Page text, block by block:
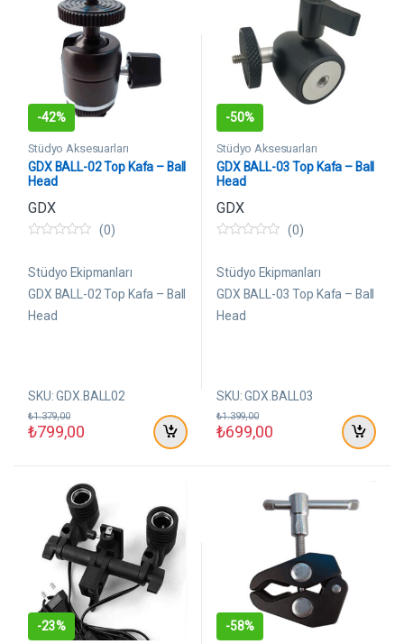
-42%
Stüdyo Aksesuarları
GDX BALL-02 Top Kafa – Ball
Head
GDX
ü
e
i
(0)
Stüdyo Ekipmanları
GDX BALL-02 Top Kafa – Ball
Head
SKU: GDX.BALL02
₺799,00
₺1.379,00
-50%
Stüdyo Aksesuarları
GDX BALL-03 Top Kafa – Ball
Head
GDX
ü
e
i
(0)
Stüdyo Ekipmanları
GDX BALL-03 Top Kafa – Ball
Head
SKU: GDX.BALL03
₺699,00
₺1.399,00
-23% -58%